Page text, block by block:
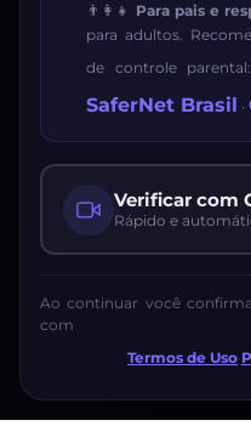
👨‍👩‍👧 Para pais e
para adultos.
de controle parental:
SaferNet Brasil ·
Verificar com
Rápido e
Ao continuar você
com
Termos de Uso·